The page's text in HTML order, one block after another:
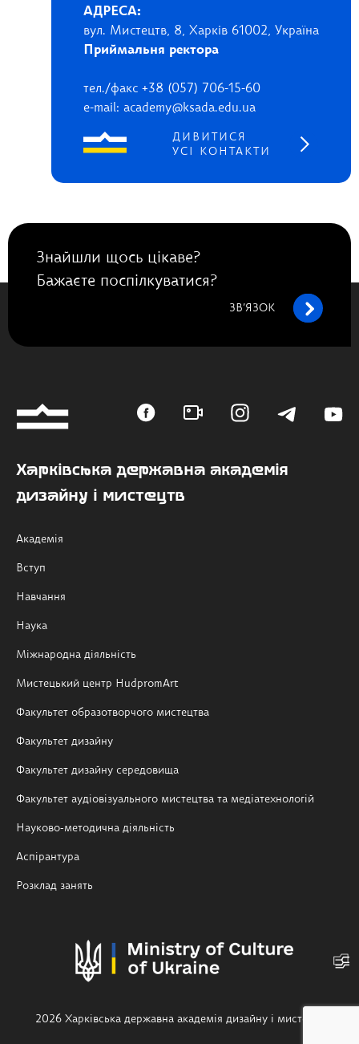
АДРЕСА:
вул. Мистецтв, 8, Харків 61002, Україна
Приймальня ректора
тел./факс +38 (057) 706-15-60
e-mail: academy@ksada.edu.ua
ДИВИТИСЯ
УСІ КОНТАКТИ
Знайшли щось цікаве?
Бажаєте поспілкуватися?
ЗВ’ЯЗОК
Харківська державна академія
дизайну і мистецтв
Академія
Вступ
Навчання
Наука
Міжнародна діяльність
Мистецький центр HudpromArt
Факультет образотворчого мистецтва
Факультет дизайну
Факультет дизайну середовища
Факультет аудіовізуального мистецтва та медіатехнологій
Науково-методична діяльність
Аспірантура
Розклад занять
2026 Харківська державна академія дизайну і мистецтв